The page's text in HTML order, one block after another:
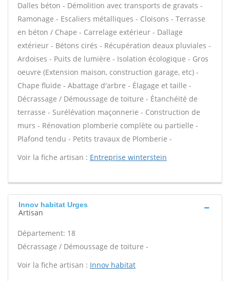
Dalles béton - Démolition avec transports de gravats -
Ramonage - Escaliers métalliques - Cloisons - Terrasse
en béton / Chape - Carrelage extérieur - Dallage
extérieur - Bétons cirés - Récupération deaux pluviales -
Ardoises - Puits de lumière - Isolation écologique - Gros
oeuvre (Extension maison, construction garage, etc) -
Chape fluide - Abattage d'arbre - Élagage et taille -
Décrassage / Démoussage de toiture - Étanchéité de
terrasse - Surélévation maçonnerie - Construction de
murs - Rénovation plomberie complète ou partielle -
Plafond tendu - Petits travaux de Plomberie -
Voir la fiche artisan : Entreprise winterstein
Innov habitat Urges
Artisan
Département: 18
Décrassage / Démoussage de toiture -
Voir la fiche artisan : Innov habitat